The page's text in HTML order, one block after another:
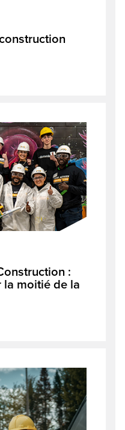
:
moitié de la